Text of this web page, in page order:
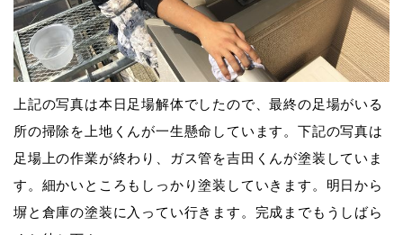
上記の写真は本日足場解体でしたので、最終の足場がいる
所の掃除を上地くんが一生懸命しています。 下記の写真は
足場上の作業が終わり、ガス管を吉田くんが塗装していま
す。細かいところもしっかり塗装していきます。 明日から
塀と倉庫の塗装に入ってい行きます。完成までもうしばら